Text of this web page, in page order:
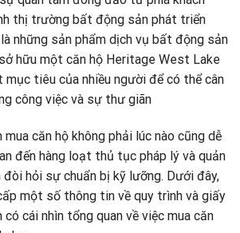
thị trường bất động sản phát triển
những sản phẩm dịch vụ bất động sản
hữu một căn hộ Heritage West Lake
tiêu của nhiều người để có thể cân
công việc và sự thư giãn
mua căn hộ không phải lúc nào cũng dễ
đến hàng loạt thủ tục pháp lý và quản
đòi hỏi sự chuẩn bị kỹ lưỡng. Dưới đây,
một số thông tin về quy trình và giấy
cái nhìn tổng quan về việc mua căn